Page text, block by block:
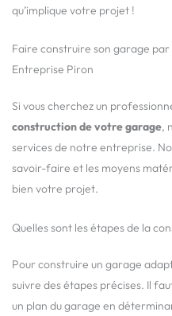
qu’implique votre projet !
Faire construire son garage
Entreprise Piron
Si vous cherchez un
construction de votre garage,
services de notre entreprise.
savoir-faire et les moyens
bien votre projet.
Quelles sont les étapes de la
Pour construire un garage
suivre des étapes précises. Il
un plan du garage en